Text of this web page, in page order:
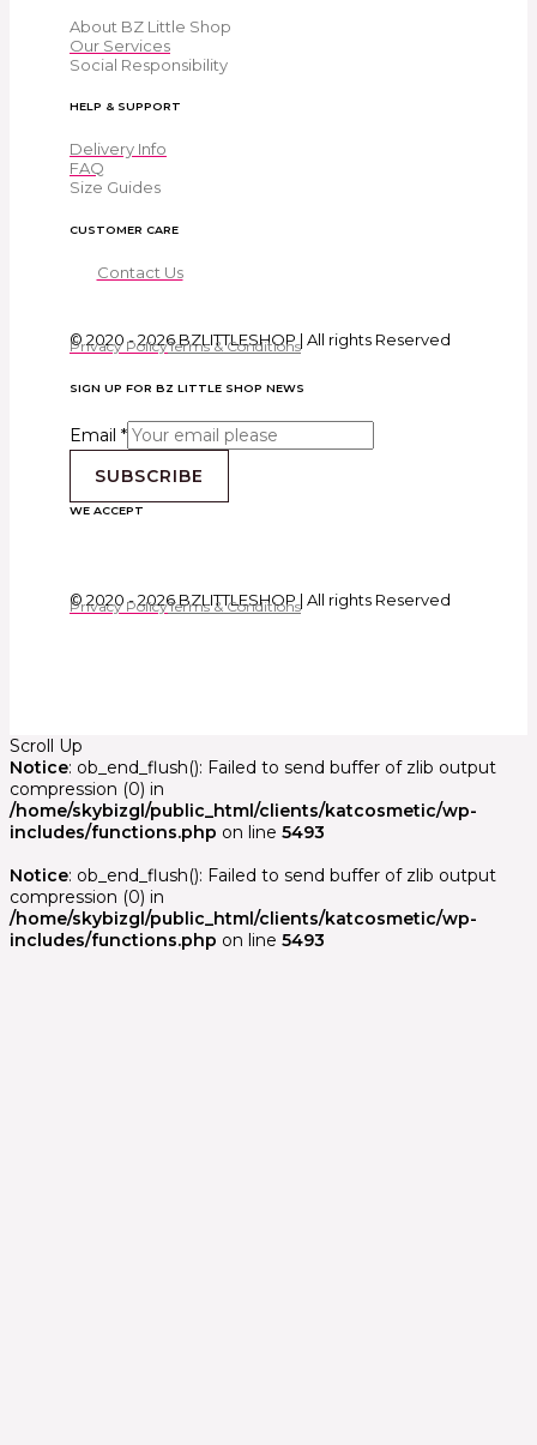
About BZ Little Shop
Our Services
Social Responsibility
HELP & SUPPORT
Delivery Info
FAQ
Size Guides
CUSTOMER CARE
Contact Us
© 2020 - 2026 BZLITTLESHOP | All rights Reserved
Privacy PolicyTerms & Conditions
SIGN UP FOR BZ LITTLE SHOP NEWS
Email *
SUBSCRIBE
WE ACCEPT
© 2020 - 2026 BZLITTLESHOP | All rights Reserved
Privacy PolicyTerms & Conditions
Scroll Up
Notice: ob_end_flush(): Failed to send buffer of zlib output
compression (0) in
/home/skybizgl/public_html/clients/katcosmetic/wp-
includes/functions.php on line 5493
Notice: ob_end_flush(): Failed to send buffer of zlib output
compression (0) in
/home/skybizgl/public_html/clients/katcosmetic/wp-
includes/functions.php on line 5493